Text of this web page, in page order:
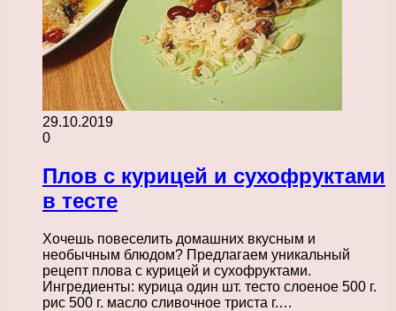
29.10.2019
0
Плов с курицей и сухофруктами
в тесте
Хочешь повеселить домашних вкусным и
необычным блюдом? Предлагаем уникальный
рецепт плова с курицей и сухофруктами.
Ингредиенты: курица один шт. тесто слоеное 500 г.
рис 500 г. масло сливочное триста г.…